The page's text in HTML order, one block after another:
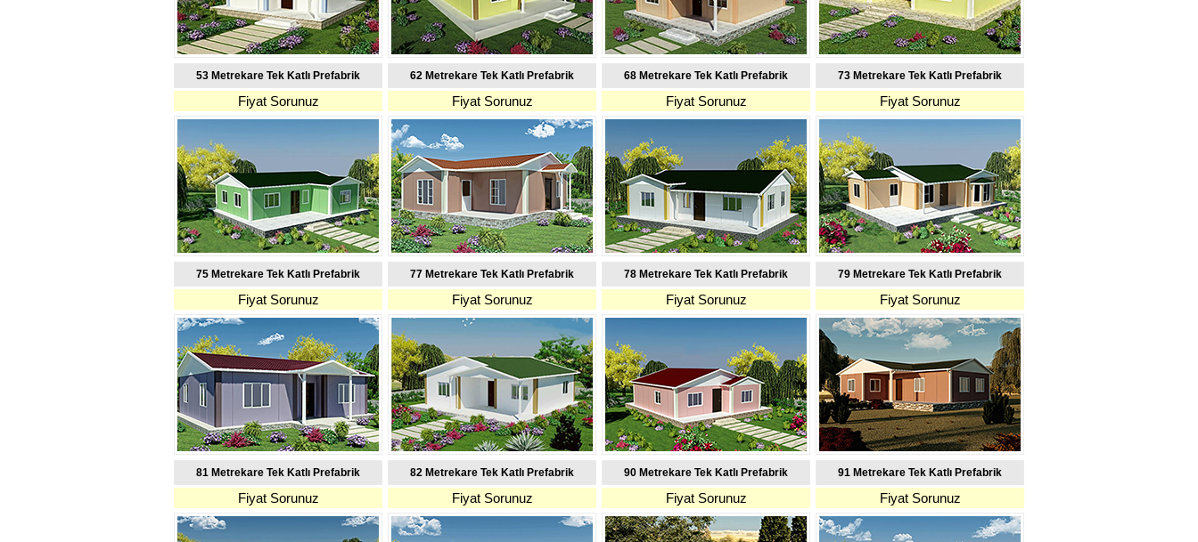
53 Metrekare Tek Katlı Prefabrik 62 Metrekare Tek Katlı Prefabrik 68 Metrekare Tek Katlı Prefabrik 73 Metrekare Tek Katlı Prefabrik
Fiyat Sorunuz Fiyat Sorunuz Fiyat Sorunuz Fiyat Sorunuz
75 Metrekare Tek Katlı Prefabrik 77 Metrekare Tek Katlı Prefabrik 78 Metrekare Tek Katlı Prefabrik 79 Metrekare Tek Katlı Prefabrik
Fiyat Sorunuz Fiyat Sorunuz Fiyat Sorunuz Fiyat Sorunuz
81 Metrekare Tek Katlı Prefabrik 82 Metrekare Tek Katlı Prefabrik 90 Metrekare Tek Katlı Prefabrik 91 Metrekare Tek Katlı Prefabrik
Fiyat Sorunuz Fiyat Sorunuz Fiyat Sorunuz Fiyat Sorunuz